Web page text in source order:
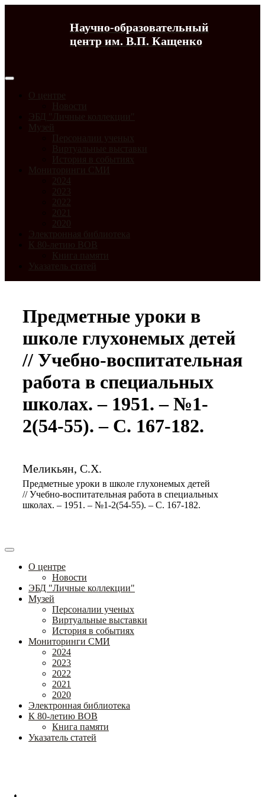
Научно-образовательный
центр им. В.П. Кащенко
О центре
Новости
ЭБД "Личные коллекции"
Музей
Персоналии ученых
Виртуальные выставки
История в событиях
Мониторинги СМИ
2024
2023
2022
2021
2020
Электронная библиотека
К 80-летию ВОВ
Книга памяти
Указатель статей
Предметные уроки в
школе глухонемых детей
// Учебно-воспитательная
работа в специальных
школах. – 1951. – №1-
2(54-55). – С. 167-182.
Меликьян, С.Х.
Предметные уроки в школе глухонемых детей
// Учебно-воспитательная работа в специальных
школах. – 1951. – №1-2(54-55). – С. 167-182.
О центре
Новости
ЭБД "Личные коллекции"
Музей
Персоналии ученых
Виртуальные выставки
История в событиях
Мониторинги СМИ
2024
2023
2022
2021
2020
Электронная библиотека
К 80-летию ВОВ
Книга памяти
Указатель статей